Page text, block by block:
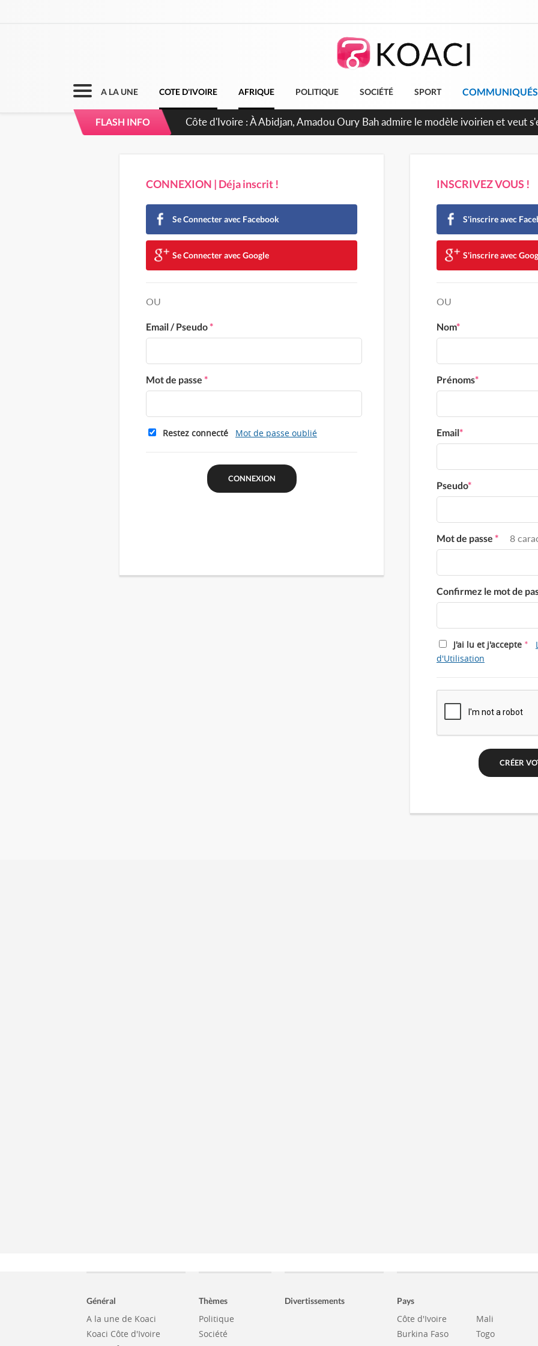
A LA UNE COTE D'IVOIRE AFRIQUE POLITIQUE SOCIÉTÉ SPORT COMMUNIQUÉS
FLASH INFO
Côte d'Ivoire : 23 milliards FCFA de la France pour le métro d'Abidjan et les
CONNEXION | Déja inscrit !
Se Connecter avec Facebook
Se Connecter avec Google
OU
Email / Pseudo*
Mot de passe *
Restez connecté Mot de passe oublié
INSCRIVEZ VOUS !
S'inscrire avec
S'inscrire avec
OU
Nom*
Prénoms*
Email*
Pseudo*
Mot de passe * 8
Confirmez le mot de
J'ai lu et j'accepte *
d'Utilisation
Général
A la une de Koaci
Koaci Côte d'Ivoire
Thèmes
Politique
Société
Divertissements Pays
Côte d'Ivoire
Burkina Faso
Mali
Togo